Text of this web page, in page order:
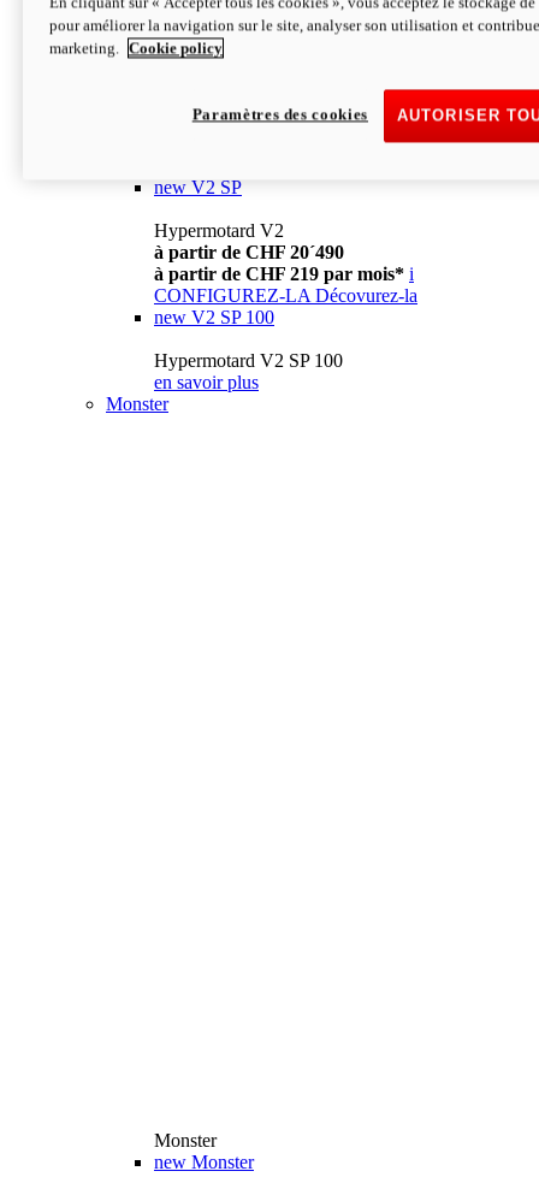
à partir de CHF 13´990 i
CONFIGUREZ-LA Décovurez-la
newV2
à partir de CHF 15´990
à partir de CHF 169 par mois* i
new V2 SP
Hypermotard V2
à partir de CHF 20´490
à partir de CHF 219 par mois* i
CONFIGUREZ-LA Décovurez-la
new V2 SP 100
Hypermotard V2 SP 100
en savoir plus
Monster
Monster
new Monster
pour améliorer la navigation sur le site, analyser son utilisation et
marketing.
Cookie policy
AUTORISER
Paramètres des cookies